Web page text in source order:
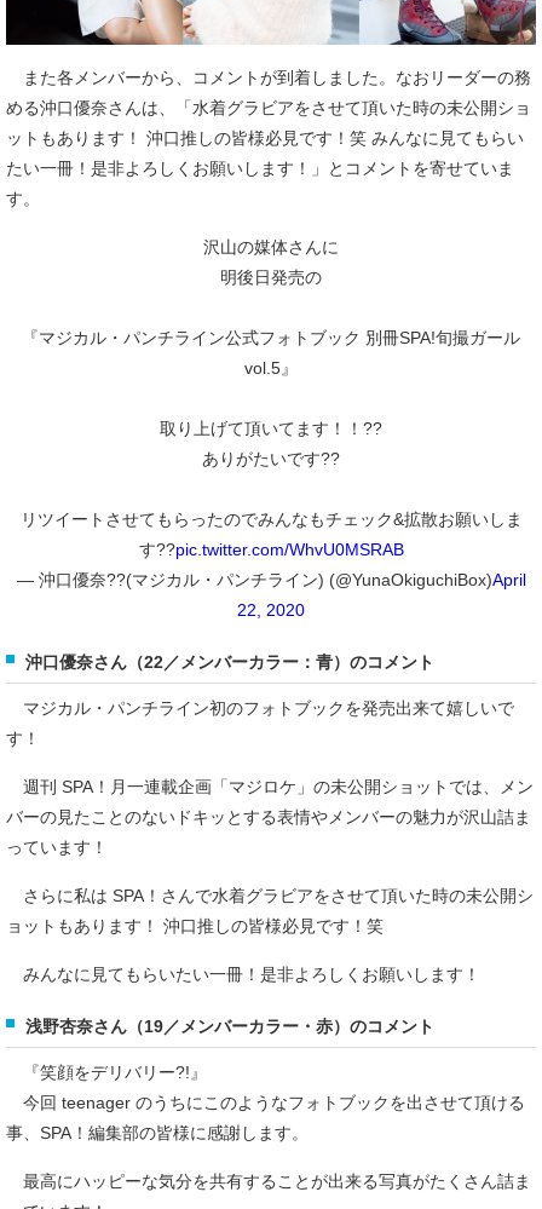
また各メンバーから、コメントが到着しました。なおリーダーの務
める沖口優奈さんは、「水着グラビアをさせて頂いた時の未公開ショ
ットもあります！ 沖口推しの皆様必見です！笑 みんなに見てもらい
たい一冊！是非よろしくお願いします！」とコメントを寄せていま
す。
沢山の媒体さんに
明後日発売の
『マジカル・パンチライン公式フォトブック 別冊SPA!旬撮ガール
vol.5』
取り上げて頂いてます！！??
ありがたいです??
リツイートさせてもらったのでみんなもチェック&拡散お願いしま
す??pic.twitter.com/WhvU0MSRAB
— 沖口優奈??(マジカル・パンチライン) (@YunaOkiguchiBox)April
22, 2020
沖口優奈さん（22／メンバーカラー：青）のコメント
マジカル・パンチライン初のフォトブックを発売出来て嬉しいで
す！
週刊 SPA！月一連載企画「マジロケ」の未公開ショットでは、メン
バーの見たことのないドキッとする表情やメンバーの魅力が沢山詰ま
っています！
さらに私は SPA！さんで水着グラビアをさせて頂いた時の未公開シ
ョットもあります！ 沖口推しの皆様必見です！笑
みんなに見てもらいたい一冊！是非よろしくお願いします！
浅野杏奈さん（19／メンバーカラー・赤）のコメント
『笑顔をデリバリー?!』
今回 teenager のうちにこのようなフォトブックを出させて頂ける
事、SPA！編集部の皆様に感謝します。
最高にハッピーな気分を共有することが出来る写真がたくさん詰ま